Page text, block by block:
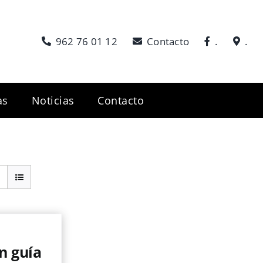
962 76 01 12 Contacto . .
Noticias Contacto
guía